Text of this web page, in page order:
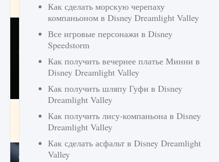
9 августа 2024 1 205 0 0
Как разблокировать чертеж счастливого
оружия в MW3 и Warzone
9 августа 2024 1 151
Как сделать морскую черепаху
компаньоном в Disney Dreamlight Valley
Все игровые персонажи в Disney
Speedstorm
Как получить вечернее платье Минни в
Disney Dreamlight Valley
Как получить шляпу Гуфи в Disney
Dreamlight Valley
Как получить лису-компаньона в Disney
Dreamlight Valley
Как сделать асфальт в Disney Dreamlight
Valley